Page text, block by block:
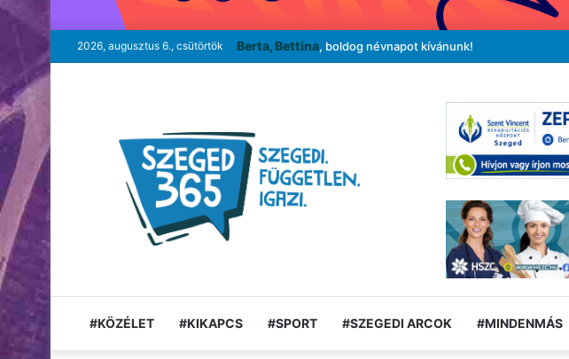
2026, augusztus 6., csütörtök Berta, Bettina, boldog névnapot kívánunk!
#KÖZÉLET #KIKAPCS #SPORT #SZEGEDI ARCOK #MINDENMÁS